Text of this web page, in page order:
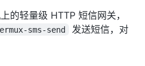
的轻量级 HTTP 短信网关，
sms-send
发送短信，对